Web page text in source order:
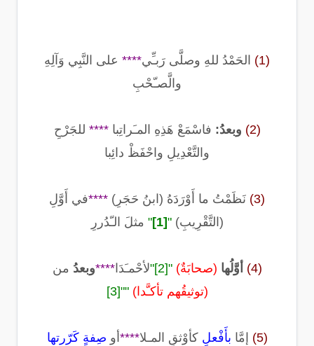
(1) الحَمْدُ للهِ وصلَّى رَبـِّي**** على النَّبِي وَآلِهِ
والَّصـّحْبِ
(2) وبعدُ: فاسْمَعْ هَذِهِ المـَراتِبا**** للجَرْحِ
والتَّعْدِيلِ واحْفَظْ دائِبا
(3) نَظَمْتُ ما أَوْرَدَهُ (ابنُ حَجَرِ) ****في أَوَّلِ
(التَّقْرِيبِ)"
[1]
" مثلَ الـّدُررِ
(4) أوَّلُها (صحابَةٌ)"
[2]
"لأحْمـَدَا****وبعدُ من
(توثيقُهم تأكـَّدا)""
[3]
(5) إمَّا بأَفْعلٍ كأوْثقِ المـلا**** أو صِفةٍ كَرّرتها